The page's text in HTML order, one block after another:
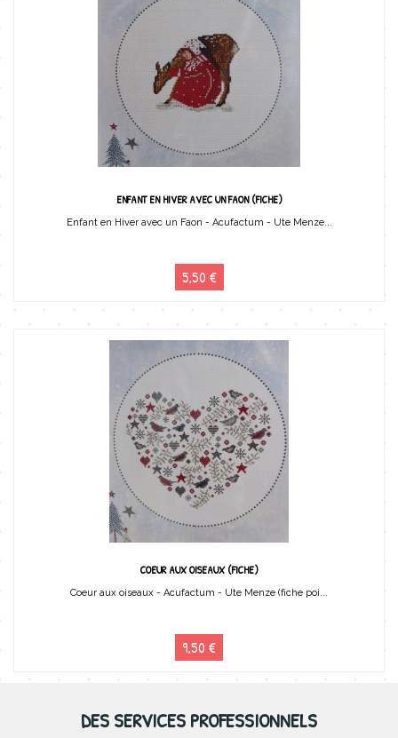
ENFANT EN HIVER AVEC UN FAON (FICHE)
Enfant en Hiver avec un Faon - Acufactum - Ute Menze...
5,50 €
COEUR AUX OISEAUX (FICHE)
Coeur aux oiseaux - Acufactum - Ute Menze (fiche poi...
9,50 €
DES SERVICES PROFESSIONNELS